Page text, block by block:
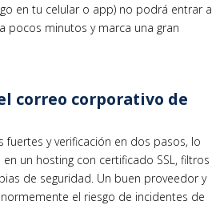
en tu celular o app) no podrá entrar a
pocos minutos y marca una gran
correo corporativo de
fuertes y verificación en dos pasos, lo
un hosting con certificado SSL, filtros
de seguridad. Un buen proveedor y
el riesgo de incidentes de